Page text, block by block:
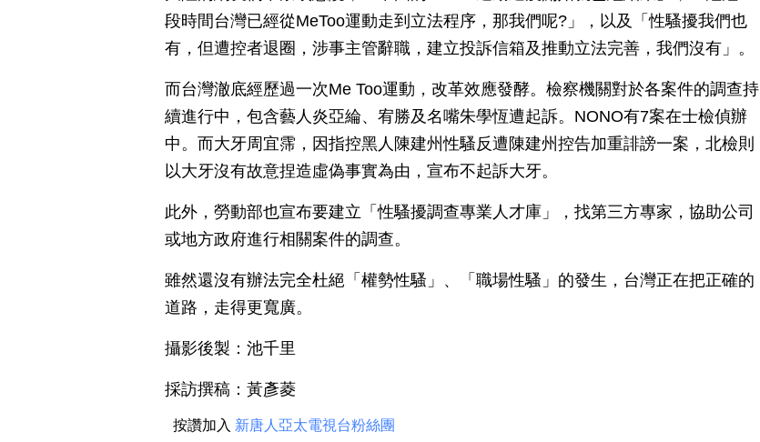
段時間台灣已經從MeToo運動走到立法程序，那我們呢?」，以及「性騷擾我們也
有，但遭控者退圈，涉事主管辭職，建立投訴信箱及推動立法完善，我們沒有」。
而台灣澈底經歷過一次Me Too運動，改革效應發酵。檢察機關對於各案件的調查持
續進行中，包含藝人炎亞綸、宥勝及名嘴朱學恆遭起訴。NONO有7案在士檢偵辦
中。而大牙周宜霈，因指控黑人陳建州性騷反遭陳建州控告加重誹謗一案，北檢則
以大牙沒有故意捏造虛偽事實為由，宣布不起訴大牙。
此外，勞動部也宣布要建立「性騷擾調查專業人才庫」，找第三方專家，協助公司
或地方政府進行相關案件的調查。
雖然還沒有辦法完全杜絕「權勢性騷」、「職場性騷」的發生，台灣正在把正確的
道路，走得更寬廣。
攝影後製：池千里
採訪撰稿：黃彥菱
按讚加入 新唐人亞太電視台粉絲團